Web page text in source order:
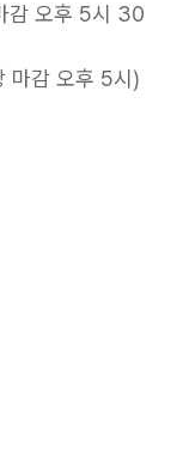
감 오후 5시 30
마감 오후 5시)